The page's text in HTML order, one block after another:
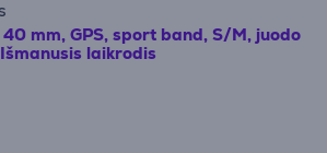
mm, GPS, sport band, S/M, juodo
laikrodis